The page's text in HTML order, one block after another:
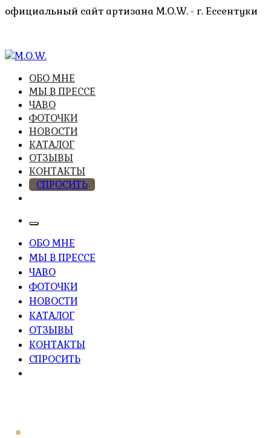
Перейти
официальный сайт артизана M.O.W. - г. Ессентуки
M.O.W.
высочайшее качество из натуральных компонентов
ОБО МНЕ
МЫ В ПРЕССЕ
ЧАВО
ФОТОЧКИ
НОВОСТИ
КАТАЛОГ
ОТЗЫВЫ
КОНТАКТЫ
СПРОСИТЬ
ОБО МНЕ
МЫ В ПРЕССЕ
ЧАВО
ФОТОЧКИ
НОВОСТИ
КАТАЛОГ
ОТЗЫВЫ
КОНТАКТЫ
СПРОСИТЬ